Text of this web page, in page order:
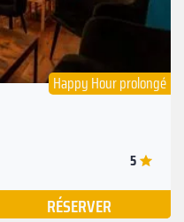
Happy Hour prolongé
5
RÉSERVER